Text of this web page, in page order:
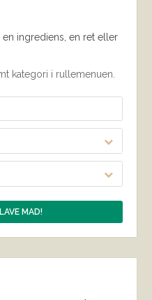
ingrediens, en ret eller
kategori i rullemenuen.